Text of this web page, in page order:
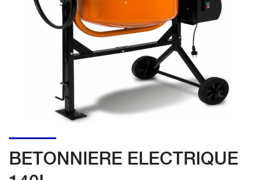
BETONNIERE ELECTRIQUE